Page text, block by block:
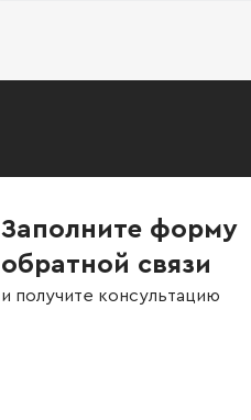
Заполните форму
обратной связи
и получите консультацию